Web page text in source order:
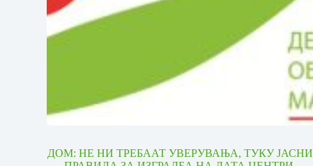
ДОМ: НЕ НИ ТРЕБААТ УВЕРУВАЊА, ТУКУ ЈАСНИ